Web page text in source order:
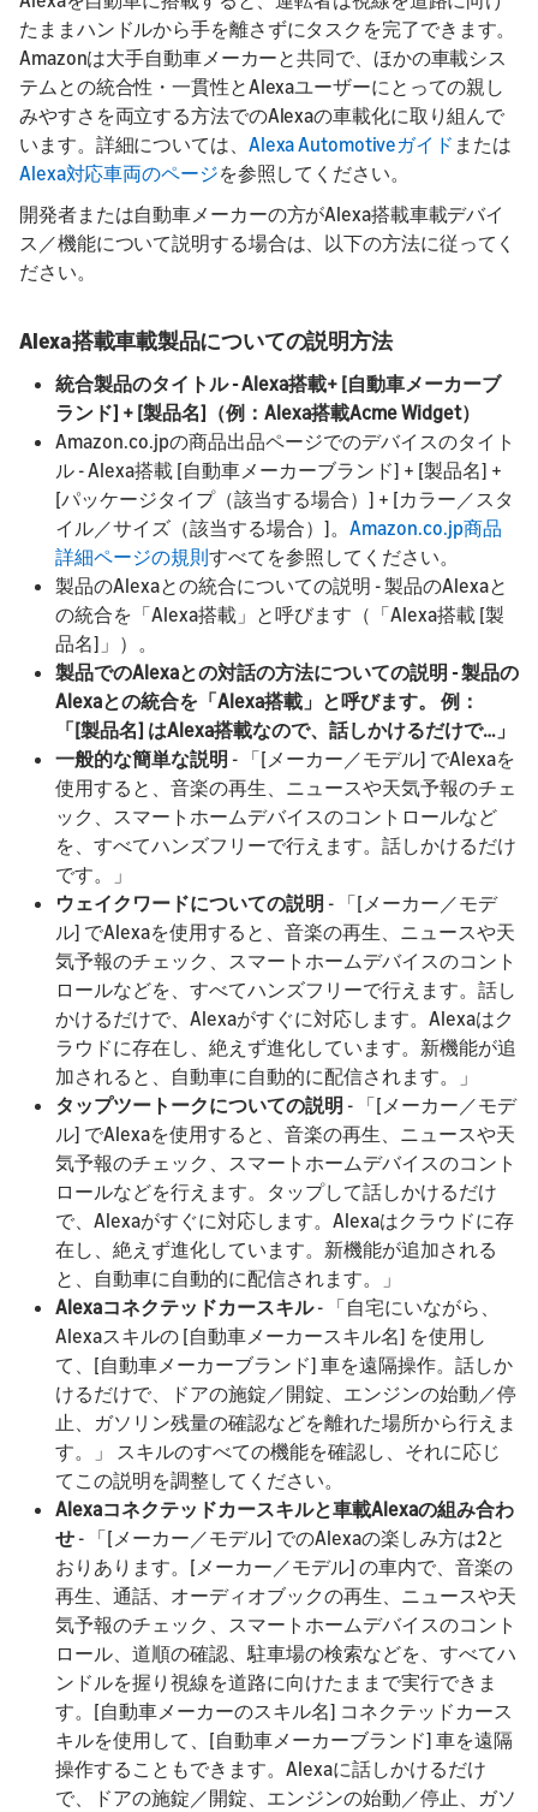
たままハンドルから手を離さずにタスクを完了できます。
Amazonは大手自動車メーカーと共同で、ほかの車載シス
テムとの統合性・一貫性とAlexaユーザーにとっての親し
みやすさを両立する方法でのAlexaの車載化に取り組んで
います。詳細については、 Alexa Automotiveガイド または
Alexa対応車両のページを参照してください。
開発者または自動車メーカーの方がAlexa搭載車載デバイ
ス／機能について説明する場合は、以下の方法に従ってく
ださい。
Alexa搭載車載製品についての説明方法
統合製品のタイトル - Alexa搭載+ [自動車メーカーブ
ランド] + [製品名]（例：Alexa搭載Acme Widget）
Amazon.co.jpの商品出品ページでのデバイスのタイト
ル - Alexa搭載 [自動車メーカーブランド] + [製品名] +
[パッケージタイプ（該当する場合）] + [カラー／スタ
イル／サイズ（該当する場合）]。 Amazon.co.jp商品
詳細ページの規則すべてを参照してください。
製品のAlexaとの統合についての説明 - 製品のAlexaと
の統合を「Alexa搭載」と呼びます（「Alexa搭載 [製
品名]」）。
製品でのAlexaとの対話の方法についての説明 - 製品の
Alexaとの統合を「Alexa搭載」と呼びます。 例：
「[製品名] はAlexa搭載なので、話しかけるだけで…」
一般的な簡単な説明 - 「[メーカー／モデル] でAlexaを
使用すると、音楽の再生、ニュースや天気予報のチェ
ック、スマートホームデバイスのコントロールなど
を、すべてハンズフリーで行えます。話しかけるだけ
です。」
ウェイクワードについての説明 - 「[メーカー／モデ
ル] でAlexaを使用すると、音楽の再生、ニュースや天
気予報のチェック、スマートホームデバイスのコント
ロールなどを、すべてハンズフリーで行えます。話し
かけるだけで、Alexaがすぐに対応します。Alexaはク
ラウドに存在し、絶えず進化しています。新機能が追
加されると、自動車に自動的に配信されます。」
タップツートークについての説明 - 「[メーカー／モデ
ル] でAlexaを使用すると、音楽の再生、ニュースや天
気予報のチェック、スマートホームデバイスのコント
ロールなどを行えます。タップして話しかけるだけ
で、Alexaがすぐに対応します。Alexaはクラウドに存
在し、絶えず進化しています。新機能が追加される
と、自動車に自動的に配信されます。」
Alexaコネクテッドカースキル- 「自宅にいながら、
Alexaスキルの [自動車メーカースキル名] を使用し
て、[自動車メーカーブランド] 車を遠隔操作。話しか
けるだけで、ドアの施錠／開錠、エンジンの始動／停
止、ガソリン残量の確認などを離れた場所から行えま
す。」 スキルのすべての機能を確認し、それに応じ
てこの説明を調整してください。
Alexaコネクテッドカースキルと車載Alexaの組み合わ
せ - 「[メーカー／モデル] でのAlexaの楽しみ方は2と
おりあります。[メーカー／モデル] の車内で、音楽の
再生、通話、オーディオブックの再生、ニュースや天
気予報のチェック、スマートホームデバイスのコント
ロール、道順の確認、駐車場の検索などを、すべてハ
ンドルを握り視線を道路に向けたままで実行できま
す。[自動車メーカーのスキル名] コネクテッドカース
キルを使用して、[自動車メーカーブランド] 車を遠隔
操作することもできます。Alexaに話しかけるだけ
で、ドアの施錠／開錠、エンジンの始動／停止、ガソ